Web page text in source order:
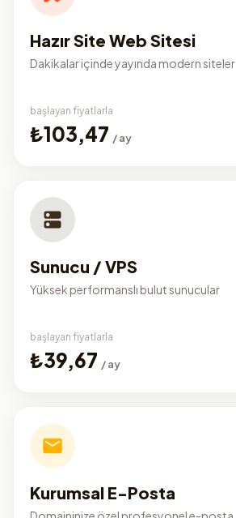
Hazır Site Web Sitesi
Dakikalar içinde yayında modern siteler
başlayan fiyatlarla
₺103,47 / ay
Sunucu / VPS
Yüksek performanslı bulut sunucular
başlayan fiyatlarla
₺39,67 / ay
Kurumsal E-Posta